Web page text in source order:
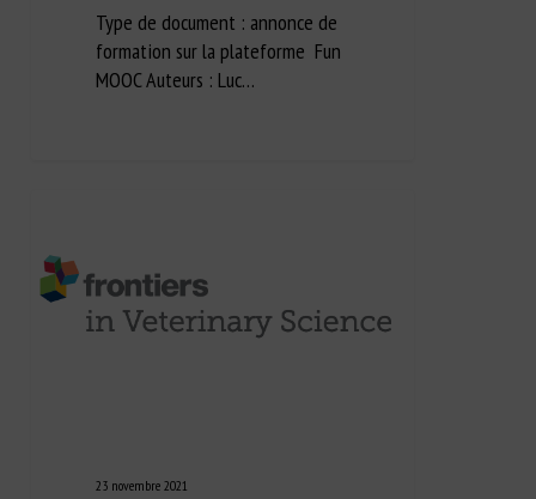
Type de document : annonce de
formation sur la plateforme Fun
MOOC Auteurs : Luc…
23 novembre 2021